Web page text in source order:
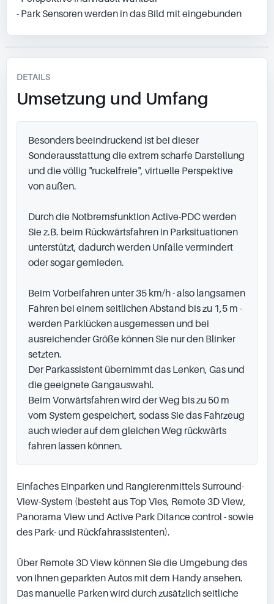
- Park Sensoren werden in das Bild mit eingebunden
DETAILS
Umsetzung und Umfang
Besonders beeindruckend ist bei dieser
Sonderausstattung die extrem scharfe Darstellung
und die völlig "ruckelfreie", virtuelle Perspektive
von außen.
Durch die Notbremsfunktion Active-PDC werden
Sie z.B. beim Rückwärtsfahren in Parksituationen
unterstützt, dadurch werden Unfälle vermindert
oder sogar gemieden.
Beim Vorbeifahren unter 35 km/h - also langsamen
Fahren bei einem seitlichen Abstand bis zu 1,5 m -
werden Parklücken ausgemessen und bei
ausreichender Größe können Sie nur den Blinker
setzten.
Der Parkassistent übernimmt das Lenken, Gas und
die geeignete Gangauswahl.
Beim Vorwärtsfahren wird der Weg bis zu 50 m
vom System gespeichert, sodass Sie das Fahrzeug
auch wieder auf dem gleichen Weg rückwärts
fahren lassen können.
Einfaches Einparken und Rangierenmittels Surround-
View-System (besteht aus Top Vies, Remote 3D View,
Panorama View und Active Park Ditance control - sowie
des Park- und Rückfahrassistenten).
Über Remote 3D View können Sie die Umgebung des
von Ihnen geparkten Autos mit dem Handy ansehen.
Das manuelle Parken wird durch zusätzlich seitliche